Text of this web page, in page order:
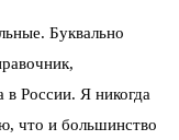
Буквально
в России. Я никогда
что и большинство